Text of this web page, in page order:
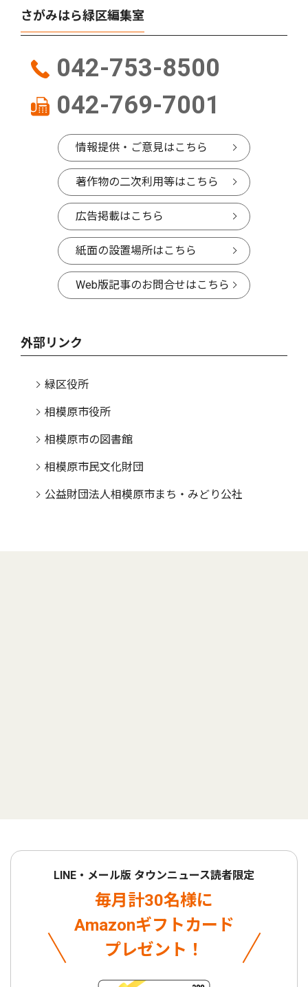
さがみはら緑区編集室
042-753-8500
042-769-7001
情報提供・ご意見はこちら
著作物の二次利用等はこちら
広告掲載はこちら
紙面の設置場所はこちら
Web版記事のお問合せはこちら
外部リンク
緑区役所
相模原市役所
相模原市の図書館
相模原市民文化財団
公益財団法人相模原市まち・みどり公社
LINE・メール版 タウンニュース読者限定
毎月計30名様に
Amazonギフトカード
プレゼント！